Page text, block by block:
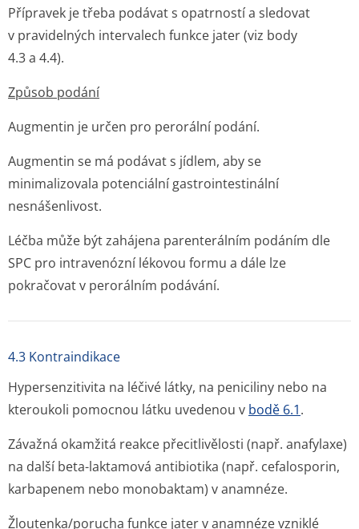
Přípravek je třeba podávat s opatrností a sledovat
v pravidelných intervalech funkce jater (viz body
4.3 a 4.4).
Způsob podání
Augmentin je určen pro perorální podání.
Augmentin se má podávat s jídlem, aby se
minimalizovala potenciální gastrointestinální
nesnášenlivost.
Léčba může být zahájena parenterálním podáním dle
SPC pro intravenózní lékovou formu a dále lze
pokračovat v perorálním podávání.
4.3 Kontraindikace
Hypersenzitivita na léčivé látky, na peniciliny nebo na
kteroukoli pomocnou látku uvedenou v bodě 6.1.
Závažná okamžitá reakce přecitlivělosti (např. anafylaxe)
na další beta-laktamová antibiotika (např. cefalosporin,
karbapenem nebo monobaktam) v anamnéze.
Žloutenka/porucha funkce jater v anamnéze vzniklé